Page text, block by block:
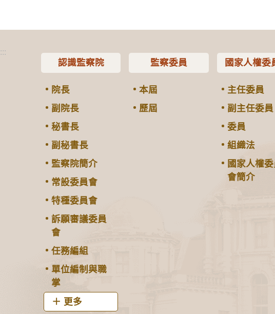
:::
認識監察院
院長
副院長
秘書長
副秘書長
監察院簡介
常設委員會
特種委員會
訴願審議委員
會
任務編組
單位編制與職
掌
更多
監察委員
本屆
歷屆
國家人權委
主任委員
副主任委員
委員
組織法
國家人權委
會簡介